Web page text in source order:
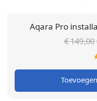
Aqara Pro
€149,00